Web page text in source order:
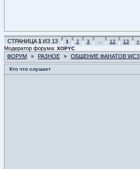
СТРАНИЦА 1 ИЗ 13 1 2 3 12 13 »
Модератор форума: XOPYC
ФОРУМ » РАЗНОЕ » ОБЩЕНИЕ ФАНАТОВ WC3
Кто что слушает